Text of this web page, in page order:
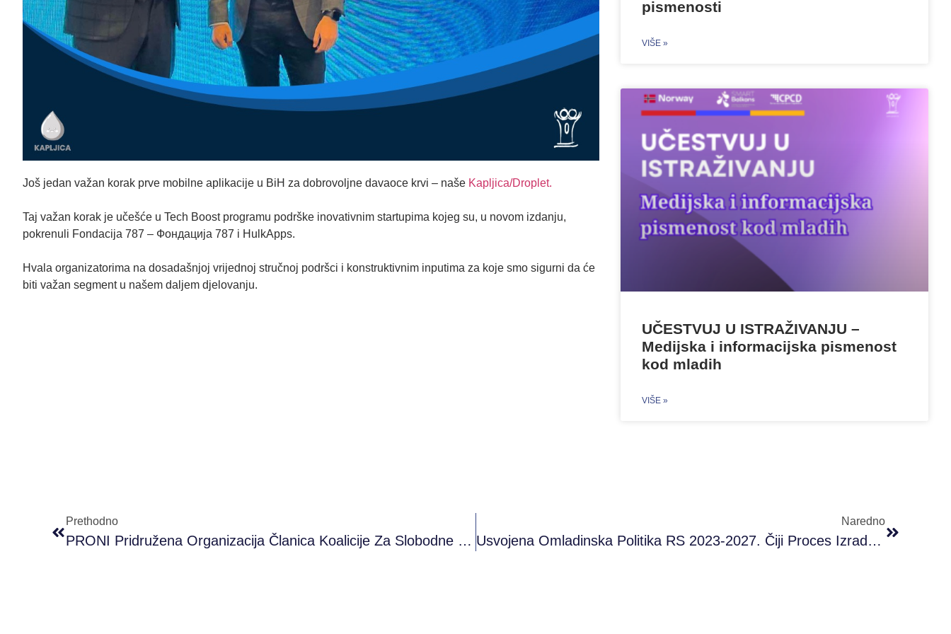
Još jedan važan korak prve mobilne aplikacije u BiH za dobrovoljne davaoce krvi – naše Kapljica/Droplet.
Taj važan korak je učešće u Tech Boost programu podrške inovativnim startupima kojeg su, u novom izdanju,
pokrenuli Fondacija 787 – Фондација 787 i HulkApps.
Hvala organizatorima na dosadašnjoj vrijednoj stručnoj podršci i konstruktivnim inputima za koje smo sigurni da će
biti važan segment u našem daljem djelovanju.
pismenosti
VIŠE »
UČESTVUJ U ISTRAŽIVANJU –
Medijska i informacijska pismenost
kod mladih
VIŠE »
Prethodno
PRONI Pridružena Organizacija Članica Koalicije Za Slobodne I Poštene Izbore “Pod Lupom”
Naredno
Usvojena Omladinska Politika RS 2023-2027. Čiji Proces Izrade Je Podržao PRONI